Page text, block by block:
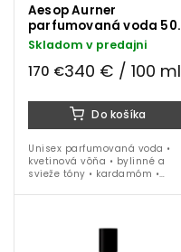
Aesop Aurner
parfumovaná voda 50
ml
Skladom v predajni
170 €340 € / 100 ml
Do košíka
Unisex parfumovaná voda •
kvetinová vôňa • bylinné a
svieže tóny • kardamóm •
santal a céder • 50 ml